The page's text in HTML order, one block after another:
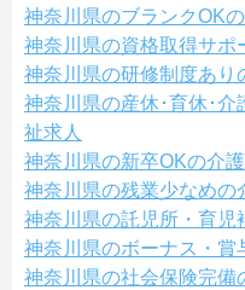
神奈川県のブランクOK
神奈川県の資格取得サポ
神奈川県の研修制度あり
神奈川県の産休･育休･
祉求人
神奈川県の新卒OKの介
神奈川県の残業少なめの
神奈川県の託児所・育児
神奈川県のボーナス・賞
神奈川県の社会保険完備